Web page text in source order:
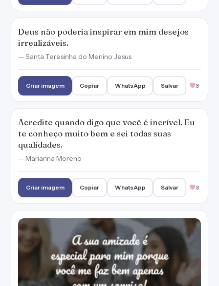
Deus não poderia inspirar em mim desejos
irrealizáveis.
— Santa Teresinha do Menino Jesus
Criar imagem Copiar WhatsApp Salvar 3
Acredite quando digo que você é incrível. Eu
te conheço muito bem e sei todas suas
qualidades.
— Marianna Moreno
Criar imagem Copiar WhatsApp Salvar 3